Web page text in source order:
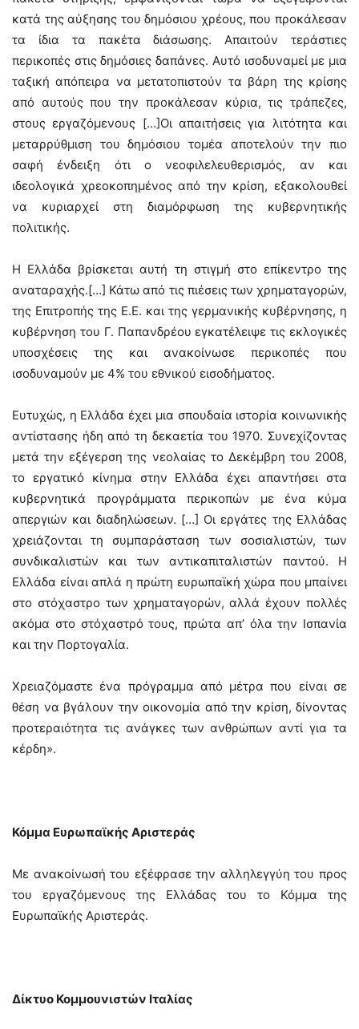
κατά της αύξησης του δημόσιου χρέους, που προκάλεσαν
τα ίδια τα πακέτα διάσωσης. Απαιτούν τεράστιες
περικοπές στις δημόσιες δαπάνες. Αυτό ισοδυναμεί με μια
ταξική απόπειρα να μετατοπιστούν τα βάρη της κρίσης
από αυτούς που την προκάλεσαν κύρια, τις τράπεζες,
στους εργαζόμενους […]Οι απαιτήσεις για λιτότητα και
μεταρρύθμιση του δημόσιου τομέα αποτελούν την πιο
σαφή ένδειξη ότι ο νεοφιλελευθερισμός, αν και
ιδεολογικά χρεοκοπημένος από την κρίση, εξακολουθεί
να κυριαρχεί στη διαμόρφωση της κυβερνητικής
πολιτικής.
Η Ελλάδα βρίσκεται αυτή τη στιγμή στο επίκεντρο της
αναταραχής.[…] Κάτω από τις πιέσεις των χρηματαγορών,
της Επιτροπής της Ε.Ε. και της γερμανικής κυβέρνησης, η
κυβέρνηση του Γ. Παπανδρέου εγκατέλειψε τις εκλογικές
υποσχέσεις της και ανακοίνωσε περικοπές που
ισοδυναμούν με 4% του εθνικού εισοδήματος.
Ευτυχώς, η Ελλάδα έχει μια σπουδαία ιστορία κοινωνικής
αντίστασης ήδη από τη δεκαετία του 1970. Συνεχίζοντας
μετά την εξέγερση της νεολαίας το Δεκέμβρη του 2008,
το εργατικό κίνημα στην Ελλάδα έχει απαντήσει στα
κυβερνητικά προγράμματα περικοπών με ένα κύμα
απεργιών και διαδηλώσεων. […] Οι εργάτες της Ελλάδας
χρειάζονται τη συμπαράσταση των σοσιαλιστών, των
συνδικαλιστών και των αντικαπιταλιστών παντού. Η
Ελλάδα είναι απλά η πρώτη ευρωπαϊκή χώρα που μπαίνει
στο στόχαστρο των χρηματαγορών, αλλά έχουν πολλές
ακόμα στο στόχαστρό τους, πρώτα απ’ όλα την Ισπανία
και την Πορτογαλία.
Χρειαζόμαστε ένα πρόγραμμα από μέτρα που είναι σε
θέση να βγάλουν την οικονομία από την κρίση, δίνοντας
προτεραιότητα τις ανάγκες των ανθρώπων αντί για τα
κέρδη».
Κόμμα Ευρωπαϊκής Αριστεράς
Με ανακοίνωσή του εξέφρασε την αλληλεγγύη του προς
του εργαζόμενους της Ελλάδας του το Κόμμα της
Ευρωπαϊκής Αριστεράς.
Δίκτυο Κομμουνιστών Ιταλίας